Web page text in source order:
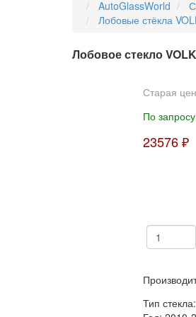
AutoGlassWorld
Лобовые стёкла
Лобовое стекло
Старая
По запросу
23576 ₽
Тип стекла: